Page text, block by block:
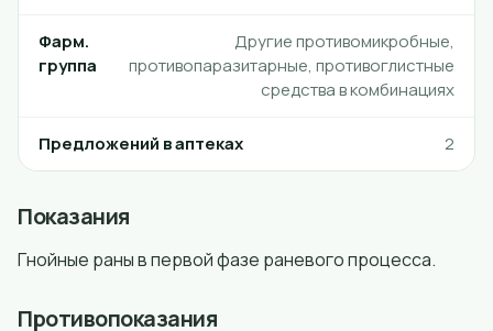
Фарм.
группа
Другие противомикробные,
противопаразитарные, противоглистные
средства в комбинациях
Предложений в аптеках 2
Показания
Гнойные раны в первой фазе раневого процесса.
Противопоказания